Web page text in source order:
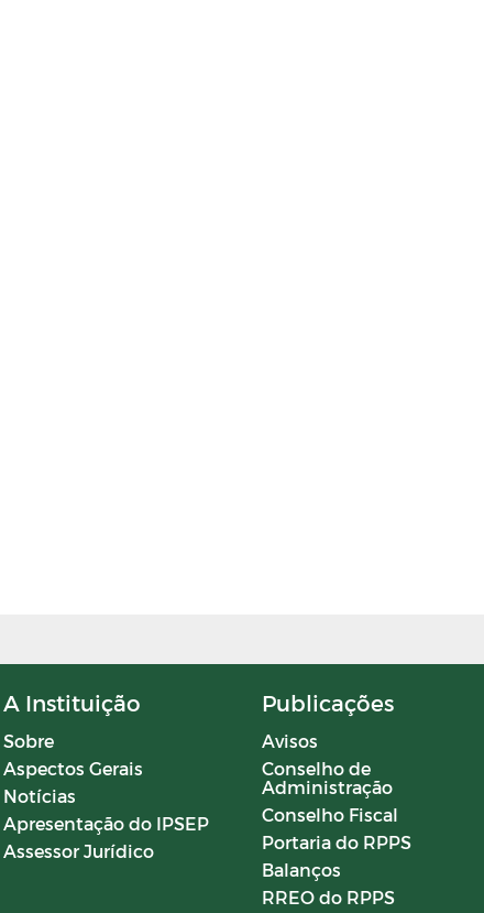
A Instituição
Sobre
Aspectos Gerais
Notícias
Apresentação do IPSEP
Assessor Jurídico
Publicações
Avisos
Conselho de
Administração
Conselho Fiscal
Portaria do RPPS
Balanços
RREO do RPPS